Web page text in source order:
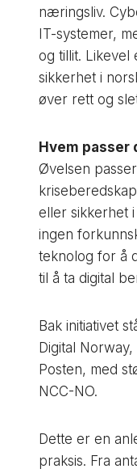
næringsliv.
IT-systemer,
og tillit. Likevel
sikkerhet i
øver rett og
Hvem passer
Øvelsen
eller sikkerhet
ingen
teknolog for å
til å ta digital
Bak initiativet
Digital
Posten, med
NCC-NO.
Dette er en
praksis. Fra